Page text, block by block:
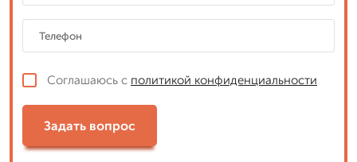
Соглашаюсь с политикой конфиденциальности
Задать вопрос